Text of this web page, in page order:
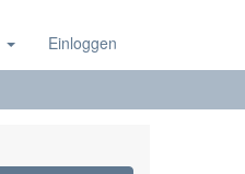
Einloggen